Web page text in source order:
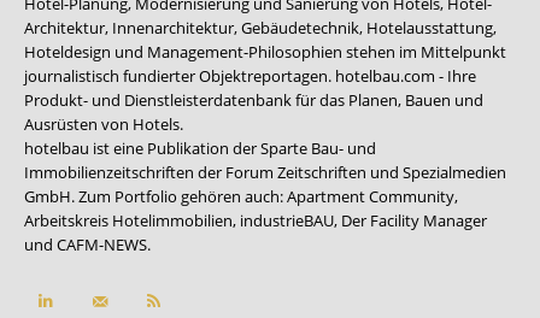
Architektur, Innenarchitektur, Gebäudetechnik, Hotelausstattung,
Hoteldesign und Management-Philosophien stehen im Mittelpunkt
journalistisch fundierter Objektreportagen. hotelbau.com - Ihre
Produkt- und Dienstleisterdatenbank für das Planen, Bauen und
Ausrüsten von Hotels.
hotelbau ist eine Publikation der Sparte Bau- und
Immobilienzeitschriften der Forum Zeitschriften und Spezialmedien
GmbH. Zum Portfolio gehören auch:Apartment Community,
Arbeitskreis Hotelimmobilien, industrieBAU, Der Facility Manager
und CAFM-NEWS.